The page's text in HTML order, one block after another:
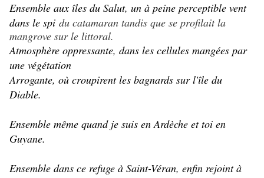
Ensemble aux îles du Salut, un à peine perceptible vent
dans le spi du catamaran tandis que se profilait la
mangrove sur le littoral.
Atmosphère oppressante, dans les cellules mangées par
une végétation
Arrogante, où croupirent les bagnards sur l'île du
Diable.
Ensemble même quand je suis en Ardèche et toi en
Guyane.
Ensemble dans ce refuge à Saint-Véran, enfin rejoint à